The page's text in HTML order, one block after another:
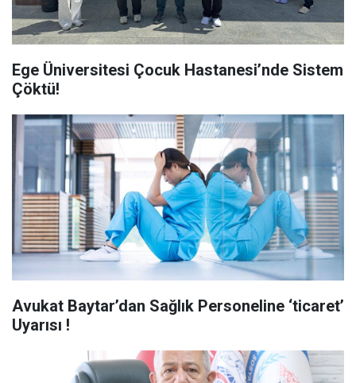
Ege Üniversitesi Çocuk Hastanesi’nde Sistem
Çöktü!
Avukat Baytar’dan Sağlık Personeline ‘ticaret’
Uyarısı !